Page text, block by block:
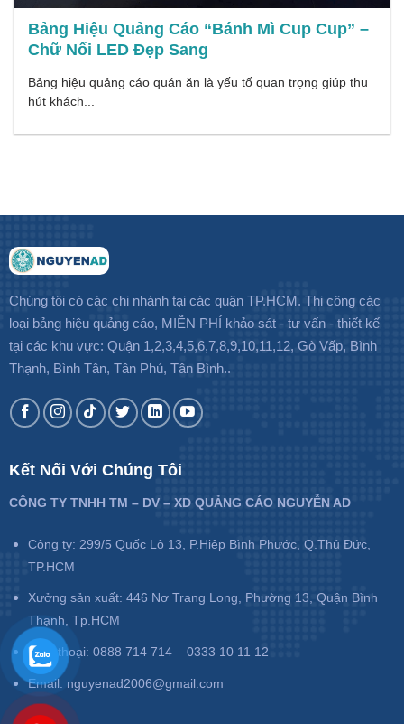
Bảng Hiệu Quảng Cáo “Bánh Mì Cup Cup” –
Chữ Nổi LED Đẹp Sang
Bảng hiệu quảng cáo quán ăn là yếu tố quan trọng giúp thu
hút khách...
Chúng tôi có các chi nhánh tại các quận TP.HCM. Thi công các
loại bảng hiệu quảng cáo, MIỄN PHÍ khảo sát - tư vấn - thiết kế
tại các khu vực: Quận 1,2,3,4,5,6,7,8,9,10,11,12, Gò Vấp, Bình
Thạnh, Bình Tân, Tân Phú, Tân Bình..
Kết Nối Với Chúng Tôi
CÔNG TY TNHH TM – DV – XD QUẢNG CÁO NGUYỄN AD
Công ty: 299/5 Quốc Lộ 13, P.Hiệp Bình Phước, Q.Thủ Đức,
TP.HCM
Xưởng sản xuất: 446 Nơ Trang Long, Phường 13, Quận Bình
Thạnh, Tp.HCM
Điện thoại: 0888 714 714 – 0333 10 11 12
Email: nguyenad2006@gmail.com